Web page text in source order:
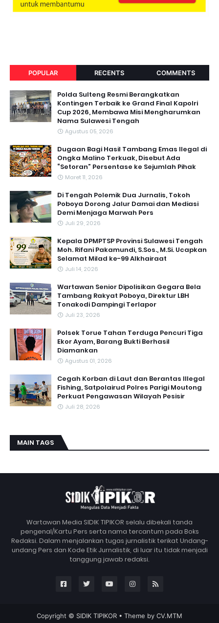
POPULAR RECENTS COMMENTS
Polda Sulteng Resmi Berangkatkan
Kontingen Terbaik ke Grand Final Kapolri
Cup 2026, Membawa Misi Mengharumkan
Nama Sulawesi Tengah
Agustus 05, 2026
Dugaan Bagi Hasil Tambang Emas Ilegal di
Ongka Malino Terkuak, Disebut Ada
“Setoran” Persentase ke Sejumlah Pihak
Maret 11, 2026
Di Tengah Polemik Dua Jurnalis, Tokoh
Poboya Dorong Jalur Damai dan Mediasi
Demi Menjaga Marwah Pers
Juli 29, 2026
Kepala DPMPTSP Provinsi Sulawesi Tengah
Moh. Rifani Pakamundi, S.Sos., M.Si. Ucapkan
Selamat Milad ke-99 Alkhairaat
Juli 14, 2026
‎Wartawan Senior Dipolisikan Gegara Bela
Tambang Rakyat Poboya, Direktur LBH
Tonakodi Dampingi Terlapor
Juli 23, 2026
Polsek Torue Tahan Terduga Pencuri Tiga
Ekor Ayam, Barang Bukti Berhasil
Diamankan
Agustus 01, 2026
Cegah Korban di Laut dan Berantas Illegal
Fishing, Satpolairud Polres Parigi Moutong
Perkuat Pengawasan Wilayah Pesisir
Juli 28, 2026
MAIN TAGS
Wartawan Media SIDIK TIPIKOR selalu dibekali tanda
pengenal/Kartu Pers serta nama tercantum pada Boks
Redaksi. Dalam menjalankan tugas jurnalistik terikat Undang-
undang Pers dan Kode Etik Jurnalistik, di luar itu tidak menjadi
tanggung jawab redaksi.
Copyright © SIDIK TIPIKOR • Theme by CV.MTM